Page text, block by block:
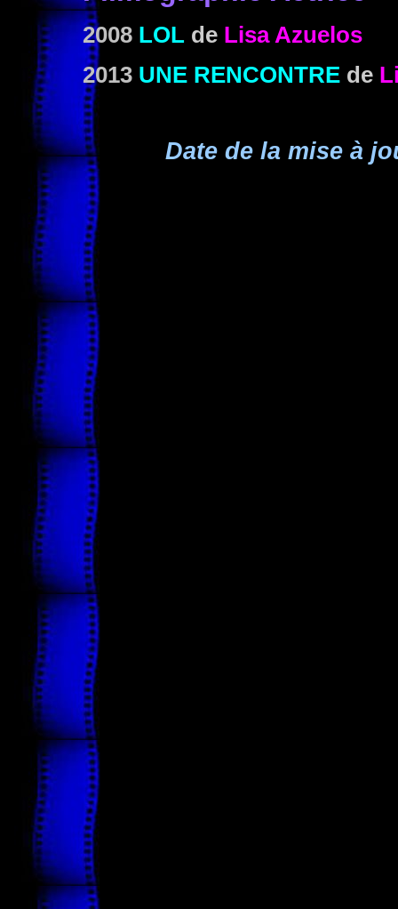
2008 LOL de Lisa Azuelos
2013 UNE RENCONTRE de
Date de la mise à